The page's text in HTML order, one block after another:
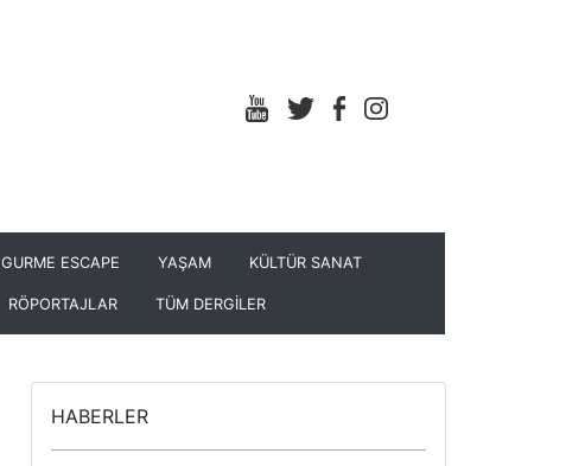
GURME ESCAPE YAŞAM KÜLTÜR SANAT
RÖPORTAJLAR TÜM DERGİLER
HABERLER